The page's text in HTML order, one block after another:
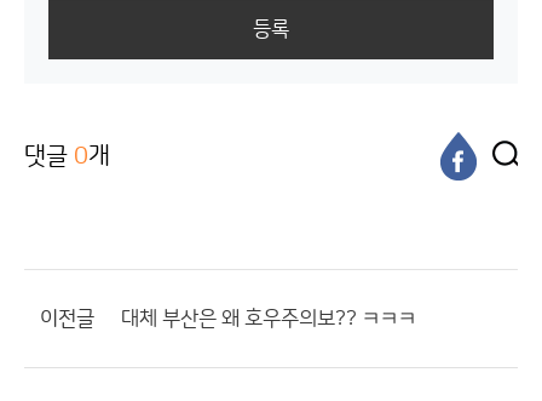
등록
댓글 0개
이전글 대체 부산은 왜 호우주의보?? ㅋㅋㅋ